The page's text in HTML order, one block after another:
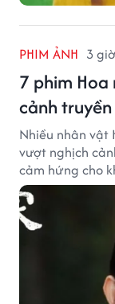
PHIM ẢNH 3
7 phim
cảnh
Nhiều nhân vật
vượt nghịch
cảm hứng cho